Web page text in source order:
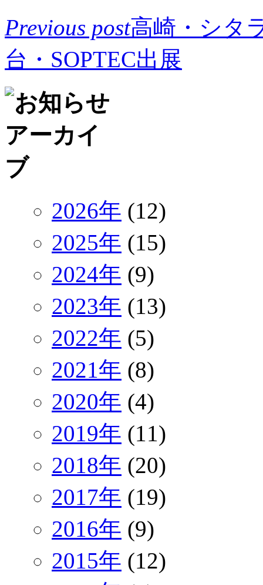
Previous post高崎・シタ
台・SOPTEC出展
2026年 (12)
2025年 (15)
2024年 (9)
2023年 (13)
2022年 (5)
2021年 (8)
2020年 (4)
2019年 (11)
2018年 (20)
2017年 (19)
2016年 (9)
2015年 (12)